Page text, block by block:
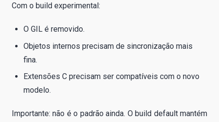
Com o build experimental:
O GIL é removido.
Objetos internos precisam de sincronização mais
fina.
Extensões C precisam ser compatíveis com o novo
modelo.
Importante: não é o padrão ainda. O build default mantém